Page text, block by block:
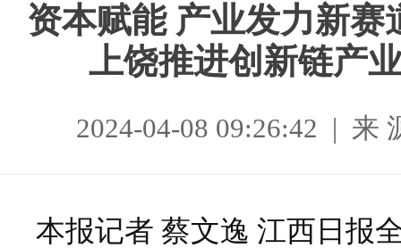
资本赋能 产业发力新
上饶推进创新链产
2024-04-08 09:26:42 | 来
本报记者 蔡文逸 江西日报